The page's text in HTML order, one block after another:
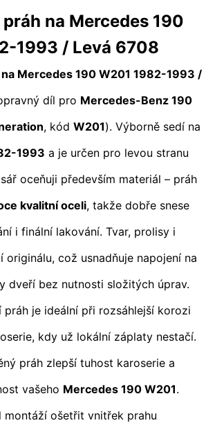
na Mercedes 190
1993 / Levá 6708
Mercedes 190 W201 1982-1993 /
díl pro Mercedes-Benz 190
, kód W201). Výborně sedí na
1993 a je určen pro levou stranu
oceňuji především materiál – práh
kvalitní oceli, takže dobře snese
i finální lakování. Tvar, prolisy i
originálu, což usnadňuje napojení na
dveří bez nutnosti složitých úprav.
práh je ideální při rozsáhlejší korozi
kdy už lokální záplaty nestačí.
práh zlepší tuhost karoserie a
vašeho Mercedes 190 W201.
montáží ošetřit vnitřek prahu